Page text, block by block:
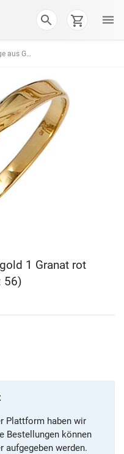
aus Gold
1 Granat rot
56)
Plattform haben wir
Bestellungen können
aufgegeben werden.